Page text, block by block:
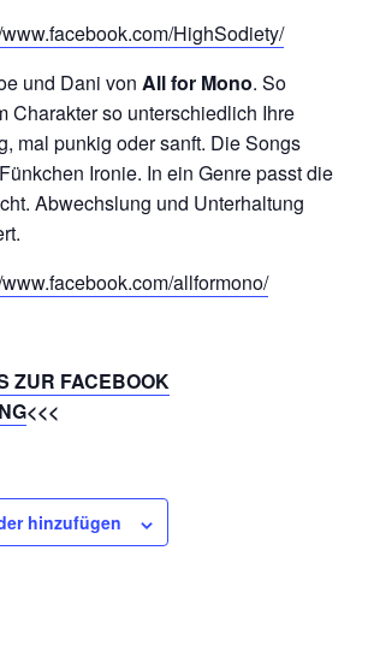
HighSodiety/
und Dani von All for Mono. So
Charakter so unterschiedlich Ihre
mal punkig oder sanft. Die Songs
Ironie. In ein Genre passt die
Abwechslung und Unterhaltung
allformono/
ZUR FACEBOOK
<<<
hinzufügen